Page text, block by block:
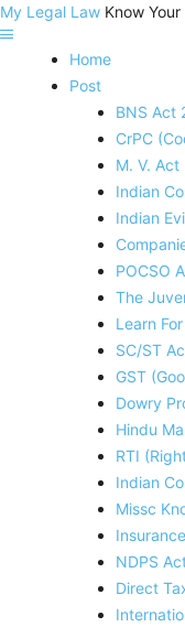
My Legal Law Know
Home
Post
BNS Act
CrPC
M. V. Act
Indian
Indian
POCSO
The
Learn
SC/ST
GST
Dowry
Hindu
RTI
Indian
Missc
NDPS
Direct